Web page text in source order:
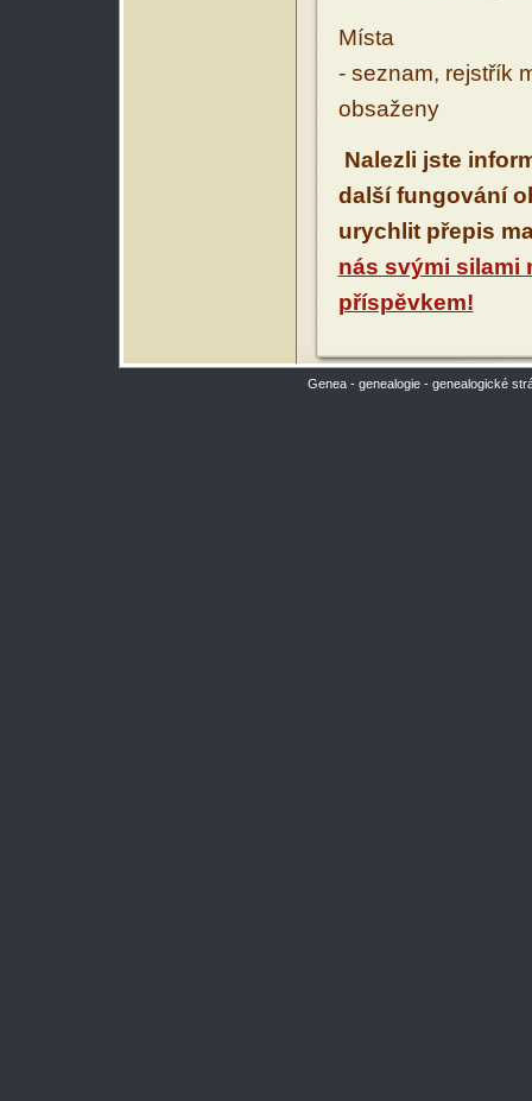
Místa
- seznam, rejstřík
obsaženy
Nalezli jste
další fungování
urychlit přepis
nás svými silami
příspěvkem!
Genea - genealogie - genealogické